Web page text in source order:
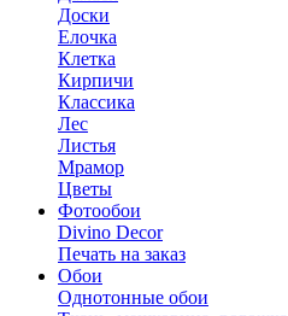
Доски
Елочка
Клетка
Кирпичи
Классика
Лес
Листья
Мрамор
Цветы
Фотообои
Divino Decor
Печать на заказ
Обои
Однотонные обои